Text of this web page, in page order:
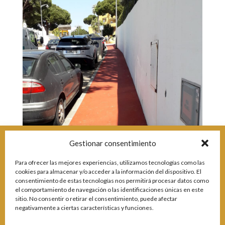
Gestionar consentimiento
Para ofrecer las mejores experiencias, utilizamos tecnologías como las
cookies para almacenar y/o acceder a la información del dispositivo. El
consentimiento de estas tecnologías nos permitirá procesar datos como
el comportamiento de navegación o las identificaciones únicas en este
sitio. No consentir o retirar el consentimiento, puede afectar
negativamente a ciertas características y funciones.
Incidencias
Incidencias
App Gecor
Contactar
OCIO Y CURIOSIDADES DE SITIO DE CALAHONDA
Historia de Sitio de Calahonda
Instalaciones y ocio
Club de Golf La Siesta
Centros Comerciales
La Iglesia de San Miguel
La Ermita de Calahonda
Parque España
Parque Europa
Senda litoral Mijas
Ruta a pie
Ruta de árboles singulares
Parque Canino
Galería Fotográfica
Calahonda de noche
Centros comerciales
Iglesia de San Miguel
La Ermita de Calahonda
Parques de Sitio de Calahonda
Revistas
Buscar: